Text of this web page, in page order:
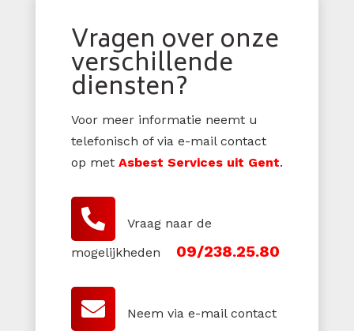
Vragen over onze
verschillende
diensten?
Voor meer informatie neemt u
telefonisch of via e-mail contact
op met Asbest Services uit Gent.
Vraag naar de
mogelijkheden
09/238.25.80
Neem via e-mail contact